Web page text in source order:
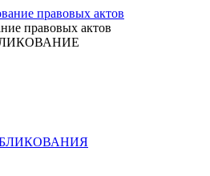
правовых актов